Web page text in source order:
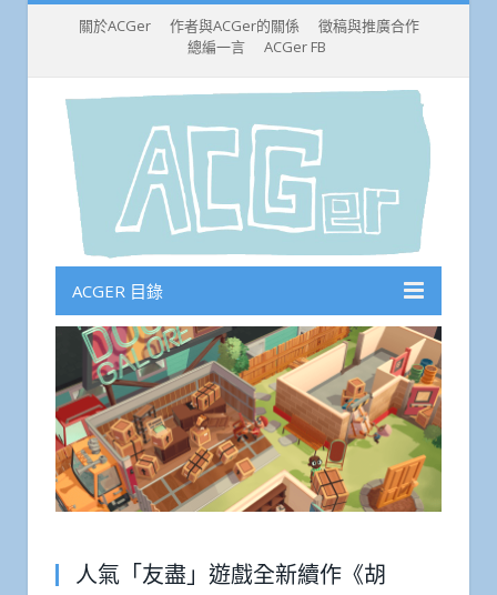
關於ACGer 作者與ACGer的關係
徵稿與推廣合作
總編一言
ACGer FB
ACGER 目錄
人氣「友盡」遊戲全新續作《胡